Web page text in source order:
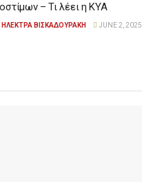
– Τι λέει η ΚΥΑ
ΗΛΕΚΤΡΑ ΒΙΣΚΑΔΟΥΡΑΚΗ JUNE 2, 2025